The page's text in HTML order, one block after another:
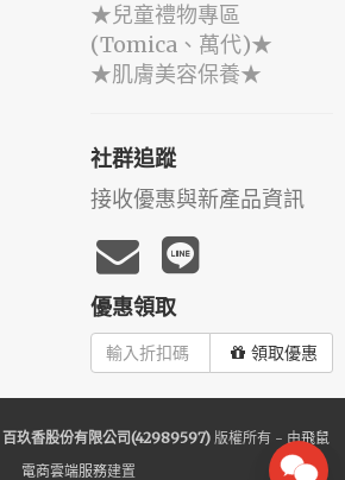
★兒童禮物專區
(Tomica、萬代)★
★肌膚美容保養★
社群追蹤
接收優惠與新產品資訊
優惠領取
領取優惠
百玖香股份有限公司(42989597) 版權所有 - 由飛鼠
電商雲端服務建置